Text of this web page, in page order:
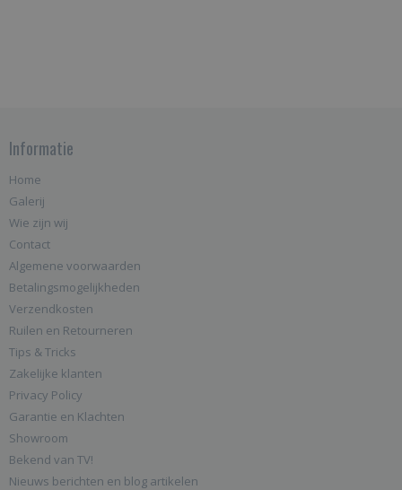
Informatie
Home
Galerij
Wie zijn wij
Contact
Algemene voorwaarden
Betalingsmogelijkheden
Verzendkosten
Ruilen en Retourneren
Tips & Tricks
Zakelijke klanten
Privacy Policy
Garantie en Klachten
Showroom
Bekend van TV!
Nieuws berichten en blog artikelen